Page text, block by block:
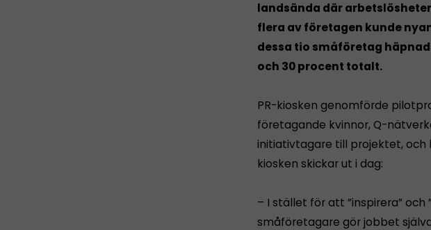
landsända där
flera av företagen kunde
dessa tio småföretag
och 30 procent totalt.
PR-kiosken genomförde
företagande kvinnor, Q-
initiativtagare till projektet, och
kiosken skickar ut i dag:
– I stället för att ”inspirera”
småföretagare gör jobbet